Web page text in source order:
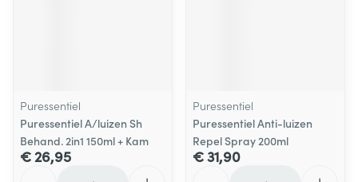
Puressentiel
Puressentiel A/luizen Sh
Behand. 2in1 150ml + Kam
€ 26,95
Puressentiel
Puressentiel Anti-luizen
Repel Spray 200ml
€ 31,90